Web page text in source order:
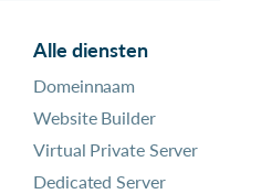
Alle diensten
Domeinnaam
Website Builder
Virtual Private Server
Dedicated Server